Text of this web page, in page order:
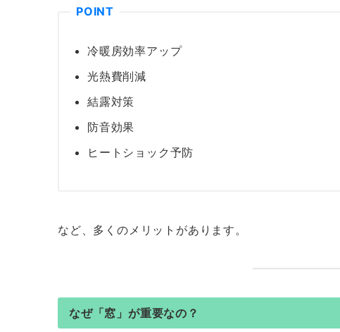
冷暖房効率アップ
光熱費削減
結露対策
防音効果
ヒートショック予防
など、多くのメリットがあります。
なぜ「窓」が重要なの？